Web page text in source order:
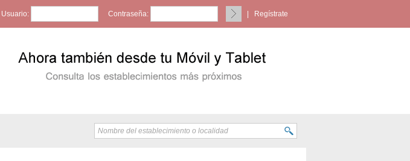
Usuario: Contraseña: Regístrate